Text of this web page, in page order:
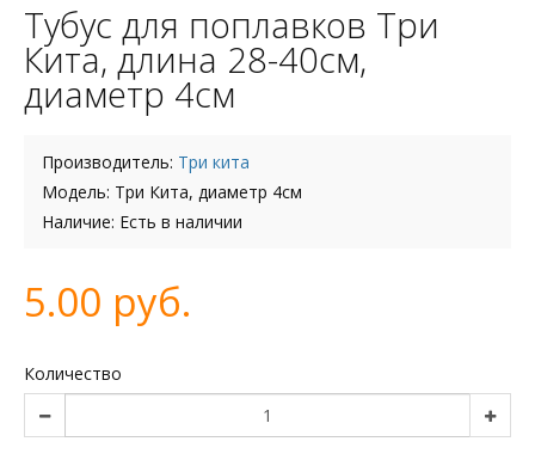
Тубус для поплавков Три
Кита, длина 28-40см,
диаметр 4см
Производитель: Три кита
Модель: Три Кита, диаметр 4см
Наличие: Есть в наличии
5.00 руб.
Количество